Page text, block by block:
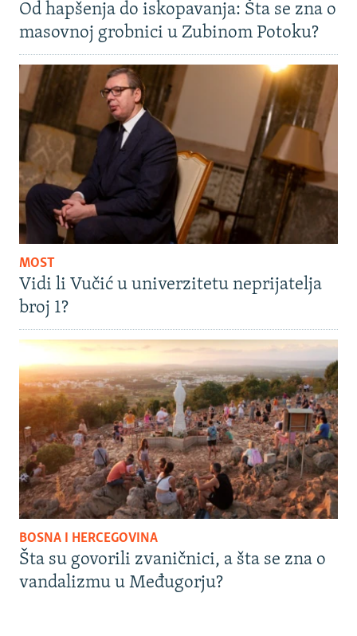
Od hapšenja do iskopavanja: Šta se zna o
masovnoj grobnici u Zubinom Potoku?
MOST
Vidi li Vučić u univerzitetu neprijatelja
broj 1?
BOSNA I HERCEGOVINA
Šta su govorili zvaničnici, a šta se zna o
vandalizmu u Međugorju?